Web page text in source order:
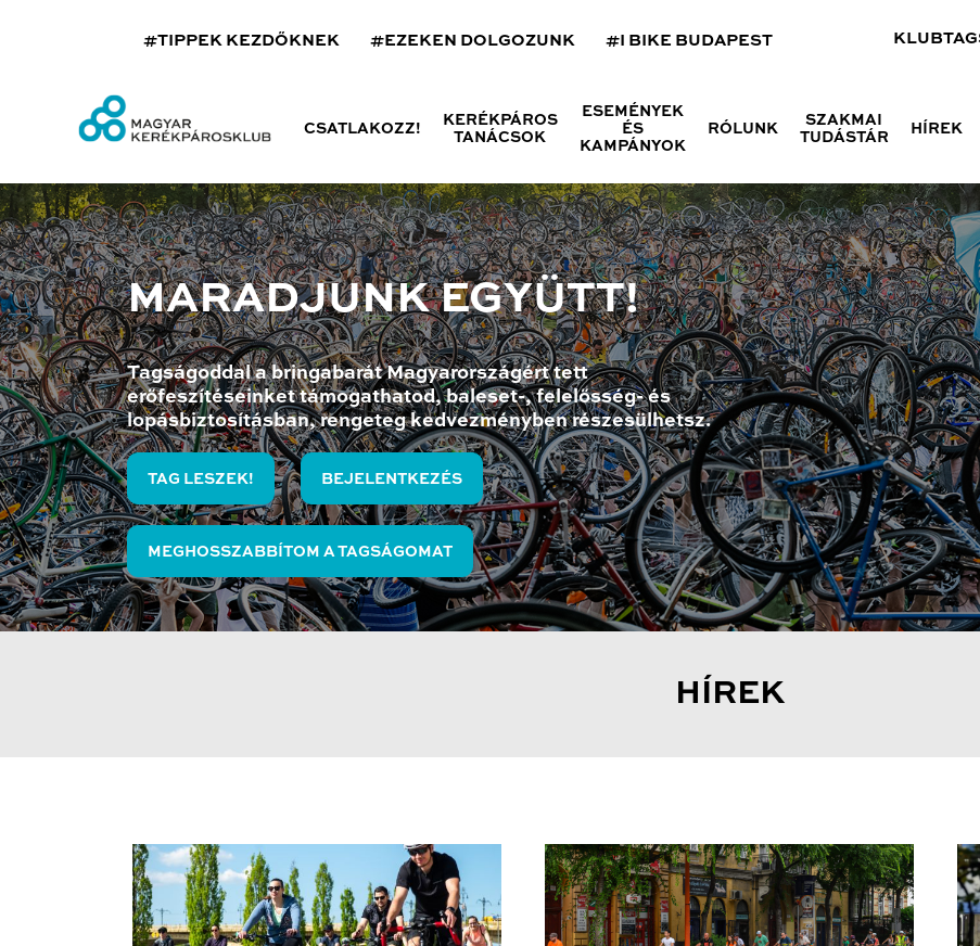
#TIPPEK KEZDŐKNEK #EZEKEN DOLGOZUNK #I BIKE BUDAPEST
CSATLAKOZZ!
KERÉKPÁROS
TANÁCSOK
ESEMÉNYEK
ÉS
KAMPÁNYOK
RÓLUNK
SZAKMAI
TUDÁSTÁR
HÍREK
MARADJUNK EGYÜTT!
Tagságoddal a bringabarát Magyarországért tett
erőfeszítéseinket támogathatod, baleset-, felelősség- és
lopásbiztosításban, rengeteg kedvezményben részesülhetsz.
TAG LESZEK! BEJELENTKEZÉS
MEGHOSSZABBÍTOM A TAGSÁGOMAT
HÍREK